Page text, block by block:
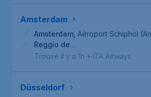
Amsterdam
Amsterdam Aéroport Schiphol
Reggio de
Calabre, Aéroport de Reggio de
Trouvé il y a 1h • ITA Airways
Düsseldorf